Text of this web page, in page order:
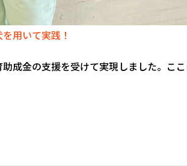
用いて実践！
成金の支援を受けて実現しました。 こ